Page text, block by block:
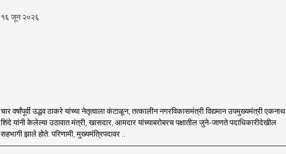
१६ जून २०२६
चार वर्षांपूर्वी उद्धव ठाकरे यांच्या नेतृत्वाला कंटाळून, तत्कालीन नगरविकासमंत्री विद्यमान उपमुख्यमंत्री एकनाथ
शिंदे यांनी केलेल्या उठावात मंत्री, खासदार, आमदार यांच्याबरोबरच पक्षातील जुने-जाणते पदाधिकारीदेखील
सहभागी झाले होते. परिणामी, मुख्यमंत्रिपदावर ..